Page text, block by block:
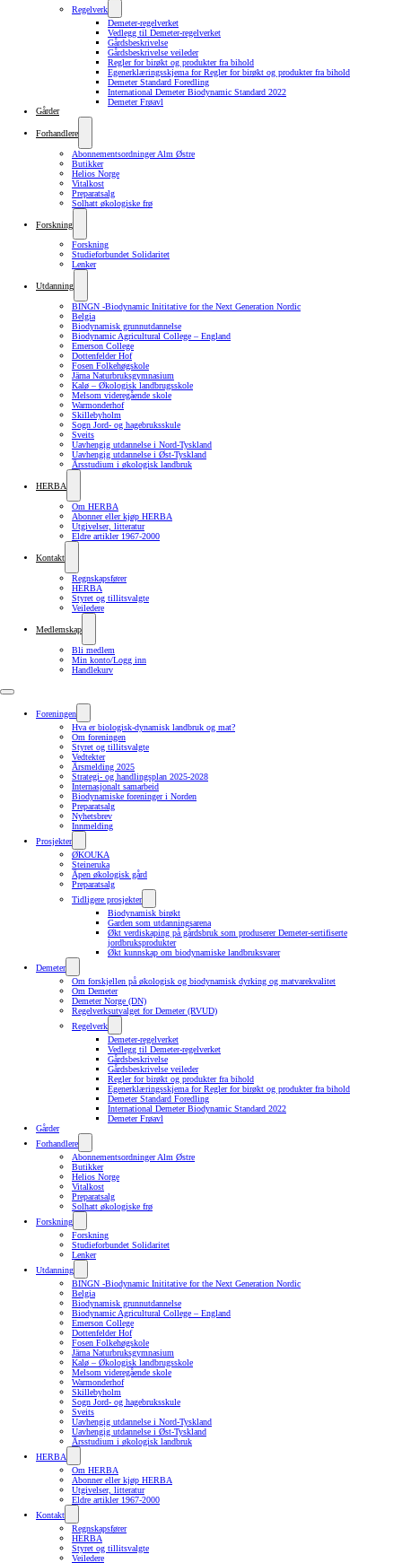
Regelverk
Demeter-regelverket
Vedlegg til Demeter-regelverket
Gårdsbeskrivelse
Gårdsbeskrivelse veileder
Regler for birøkt og produkter fra bihold
Egenerklæringsskjema for Regler for birøkt og produkter fra bihold
Demeter Standard Foredling
International Demeter Biodynamic Standard 2022
Demeter Frøavl
Gårder
Forhandlere
Abonnementsordninger Alm Østre
Butikker
Helios Norge
Vitalkost
Preparatsalg
Solhatt økologiske frø
Forskning
Forskning
Studieforbundet Solidaritet
Lenker
Utdanning
BINGN -Biodynamic Inititative for the Next Generation Nordic
Belgia
Biodynamisk grunnutdannelse
Biodynamic Agricultural College – England
Emerson College
Dottenfelder Hof
Fosen Folkehøgskole
Järna Naturbruksgymnasium
Kalø – Økologisk landbrugsskole
Melsom videregående skole
Warmonderhof
Skillebyholm
Sogn Jord- og hagebruksskule
Sveits
Uavhengig utdannelse i Nord-Tyskland
Uavhengig utdannelse i Øst-Tyskland
Årsstudium i økologisk landbruk
HERBA
Om HERBA
Abonner eller kjøp HERBA
Utgivelser, litteratur
Eldre artikler 1967-2000
Kontakt
Regnskapsfører
HERBA
Styret og tillitsvalgte
Veiledere
Medlemskap
Bli medlem
Min konto/Logg inn
Handlekurv
Foreningen
Hva er biologisk-dynamisk landbruk og mat?
Om foreningen
Styret og tillitsvalgte
Vedtekter
Årsmelding 2025
Strategi- og handlingsplan 2025-2028
Internasjonalt samarbeid
Biodynamiske foreninger i Norden
Preparatsalg
Nyhetsbrev
Innmelding
Prosjekter
ØKOUKA
Steineruka
Åpen økologisk gård
Preparatsalg
Tidligere prosjekter
Biodynamisk birøkt
Garden som utdanningsarena
Økt verdiskaping på gårdsbruk som produserer Demeter-sertifiserte
jordbruksprodukter
Økt kunnskap om biodynamiske landbruksvarer
Demeter
Om forskjellen på økologisk og biodynamisk dyrking og matvarekvalitet
Om Demeter
Demeter Norge (DN)
Regelverksutvalget for Demeter (RVUD)
Regelverk
Demeter-regelverket
Vedlegg til Demeter-regelverket
Gårdsbeskrivelse
Gårdsbeskrivelse veileder
Regler for birøkt og produkter fra bihold
Egenerklæringsskjema for Regler for birøkt og produkter fra bihold
Demeter Standard Foredling
International Demeter Biodynamic Standard 2022
Demeter Frøavl
Gårder
Forhandlere
Abonnementsordninger Alm Østre
Butikker
Helios Norge
Vitalkost
Preparatsalg
Solhatt økologiske frø
Forskning
Forskning
Studieforbundet Solidaritet
Lenker
Utdanning
BINGN -Biodynamic Inititative for the Next Generation Nordic
Belgia
Biodynamisk grunnutdannelse
Biodynamic Agricultural College – England
Emerson College
Dottenfelder Hof
Fosen Folkehøgskole
Järna Naturbruksgymnasium
Kalø – Økologisk landbrugsskole
Melsom videregående skole
Warmonderhof
Skillebyholm
Sogn Jord- og hagebruksskule
Sveits
Uavhengig utdannelse i Nord-Tyskland
Uavhengig utdannelse i Øst-Tyskland
Årsstudium i økologisk landbruk
HERBA
Om HERBA
Abonner eller kjøp HERBA
Utgivelser, litteratur
Eldre artikler 1967-2000
Kontakt
Regnskapsfører
HERBA
Styret og tillitsvalgte
Veiledere